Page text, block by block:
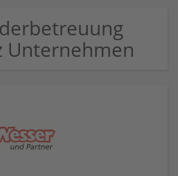
Unternehmen